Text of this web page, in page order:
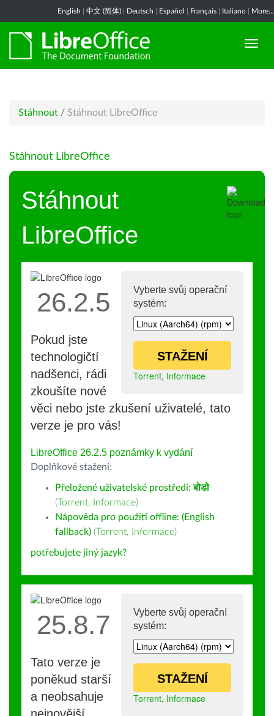
English 中文 (简体) Deutsch Español Français Italiano More...
Stáhnout / Stáhnout LibreOffice
Stáhnout LibreOffice
Stáhnout
LibreOffice
Vyberte svůj operační
systém:
STAŽENÍ
Torrent, Informace
26.2.5
Pokud jste
technologičtí
nadšenci, rádi
zkoušíte nové
věci nebo jste zkušení uživatelé, tato
verze je pro vás!
LibreOffice 26.2.5 poznámky k vydání
Doplňkové stažení:
Přeložené uživatelské prostředí:बोडो
(Torrent, Informace)
Nápověda pro použití offline: (English
fallback) (Torrent, Informace)
potřebujete jiný jazyk?
Vyberte svůj operační
systém:
STAŽENÍ
Torrent, Informace
25.8.7
Tato verze je
poněkud starší
a neobsahuje